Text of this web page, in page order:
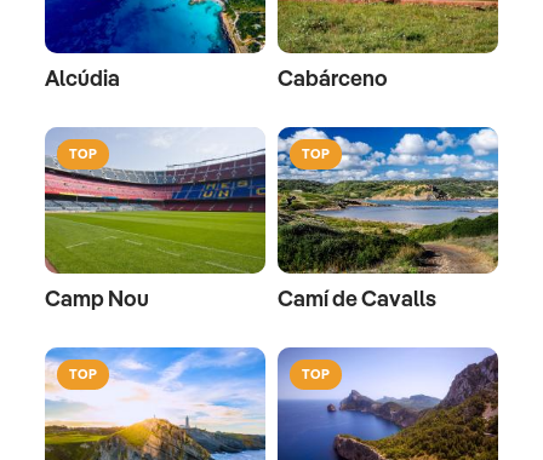
Alcúdia Cabárceno
TOP
Camp Nou
TOP
Camí de Cavalls
TOP TOP